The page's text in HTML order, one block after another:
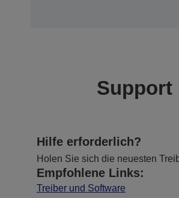
Support
Hilfe erforderlich?
Holen Sie sich die neuesten
Empfohlene Links:
Treiber und Software